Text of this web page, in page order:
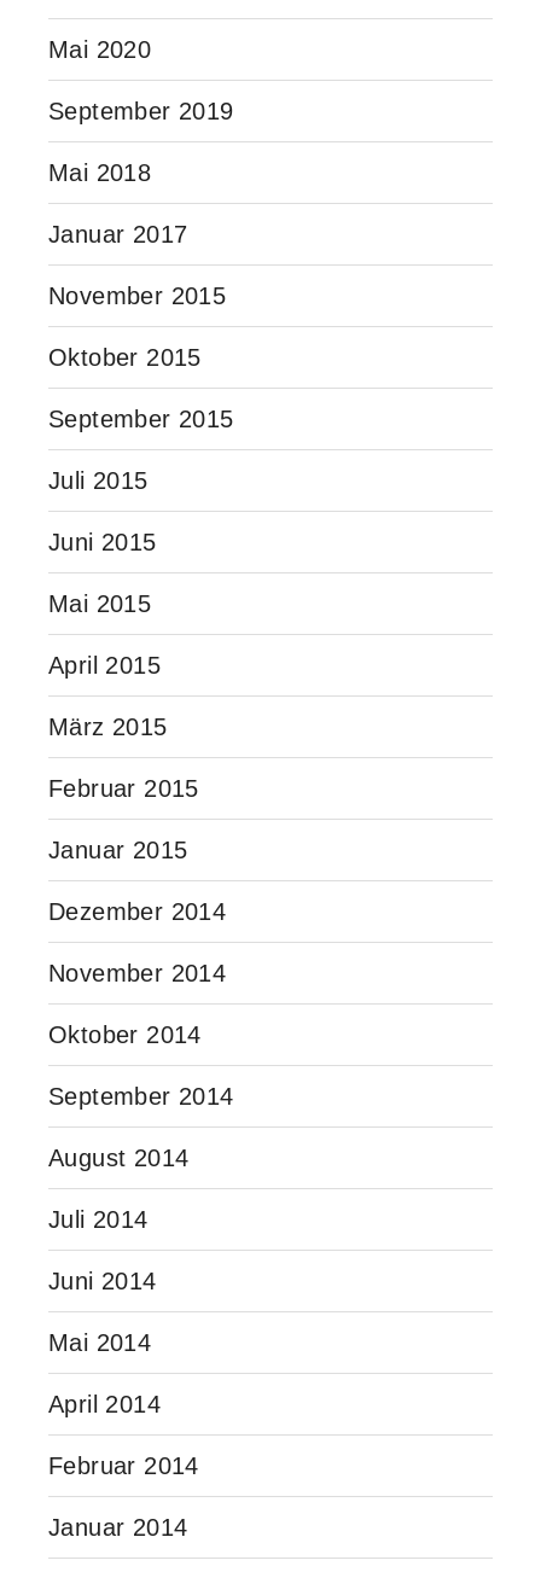
Mai 2020
September 2019
Mai 2018
Januar 2017
November 2015
Oktober 2015
September 2015
Juli 2015
Juni 2015
Mai 2015
April 2015
März 2015
Februar 2015
Januar 2015
Dezember 2014
November 2014
Oktober 2014
September 2014
August 2014
Juli 2014
Juni 2014
Mai 2014
April 2014
Februar 2014
Januar 2014